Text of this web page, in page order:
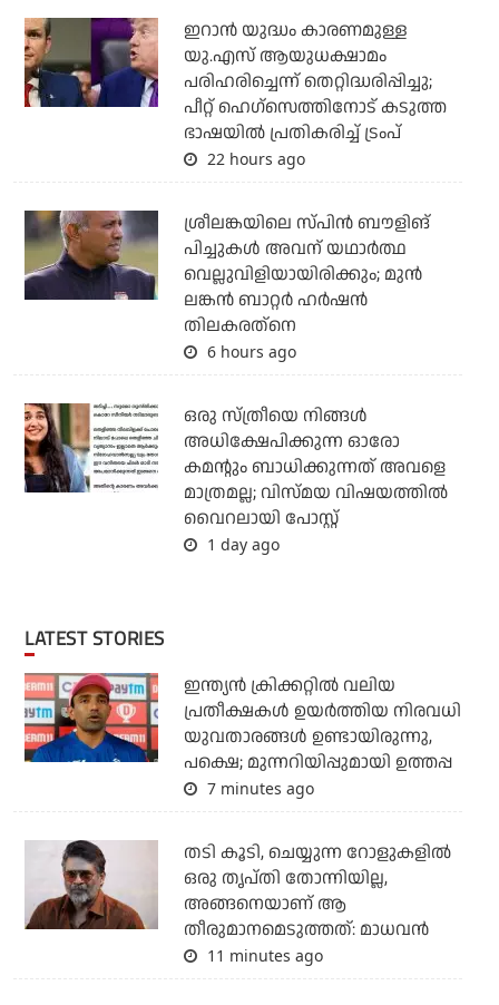
ഇറാന്‍ യുദ്ധം കാരണമുള്ള
യു.എസ് ആയുധക്ഷാമം
പരിഹരിച്ചെന്ന് തെറ്റിദ്ധരിപ്പിച്ചു;
പീറ്റ് ഹെഗ്‌സെത്തിനോട് കടുത്ത
ഭാഷയില്‍ പ്രതികരിച്ച് ട്രംപ്
22 hours ago
ശ്രീലങ്കയിലെ സ്പിന്‍ ബൗളിങ്
പിച്ചുകള്‍ അവന് യഥാര്‍ത്ഥ
വെല്ലുവിളിയായിരിക്കും; മുന്‍
ലങ്കന്‍ ബാറ്റര്‍ ഹര്‍ഷന്‍
തിലകരത്‌നെ
6 hours ago
ഒരു സ്ത്രീയെ നിങ്ങള്‍
അധിക്ഷേപിക്കുന്ന ഓരോ
കമന്റും ബാധിക്കുന്നത് അവളെ
മാത്രമല്ല; വിസ്മയ വിഷയത്തില്‍
വൈറലായി പോസ്റ്റ്
1 day ago
LATEST STORIES
ഇന്ത്യന്‍ ക്രിക്കറ്റില്‍ വലിയ
പ്രതീക്ഷകള്‍ ഉയര്‍ത്തിയ നിരവധി
യുവതാരങ്ങള്‍ ഉണ്ടായിരുന്നു,
പക്ഷെ; മുന്നറിയിപ്പുമായി ഉത്തപ്പ
7 minutes ago
തടി കൂടി, ചെയ്യുന്ന റോളുകളില്‍
ഒരു തൃപ്തി തോന്നിയില്ല,
അങ്ങനെയാണ് ആ
തീരുമാനമെടുത്തത്: മാധവന്‍
11 minutes ago